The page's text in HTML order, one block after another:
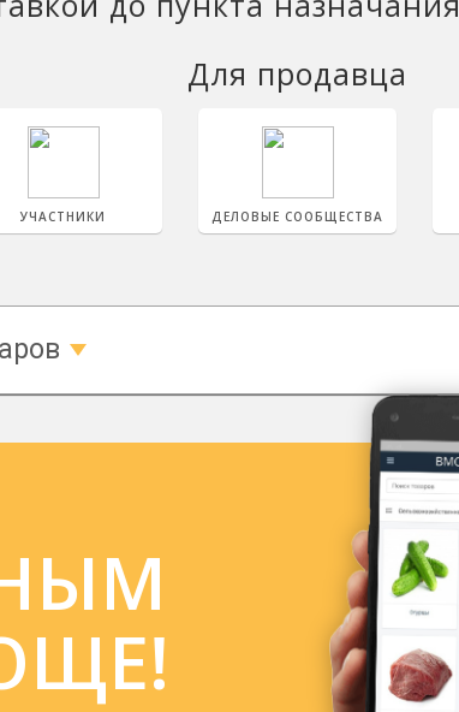
Для продавца
УЧАСТНИКИ ДЕЛОВЫЕ СООБЩЕСТВА